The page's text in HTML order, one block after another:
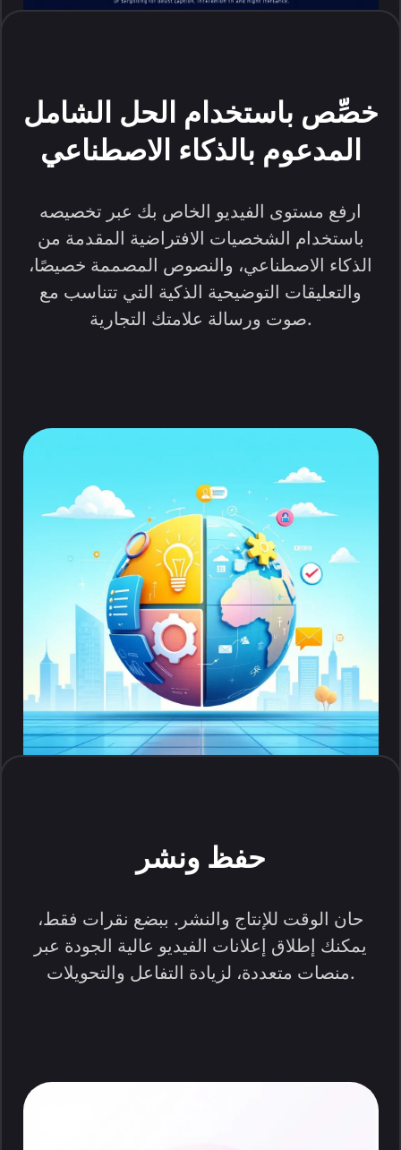
خصِّص باستخدام الحل الشامل
المدعوم بالذكاء الاصطناعي
ارفع مستوى الفيديو الخاص بك عبر تخصيصه
باستخدام الشخصيات الافتراضية المقدمة من
الذكاء الاصطناعي، والنصوص المصممة خصيصًا،
والتعليقات التوضيحية الذكية التي تتناسب مع
صوت ورسالة علامتك التجارية.
حفظ ونشر
حان الوقت للإنتاج والنشر. ببضع نقرات فقط،
يمكنك إطلاق إعلانات الفيديو عالية الجودة عبر
منصات متعددة، لزيادة التفاعل والتحويلات.